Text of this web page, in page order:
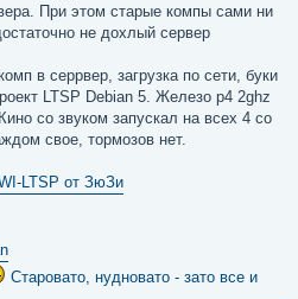
При этом старые компы сами ни
не дохлый сервер
в серрвер, загрузка по сети, буки
LTSP Debian 5. Железо p4 2ghz
со звуком запускал на всех 4 со
свое, тормозов нет.
LTSP от ЗюЗи
Старовато, нудновато - зато все и